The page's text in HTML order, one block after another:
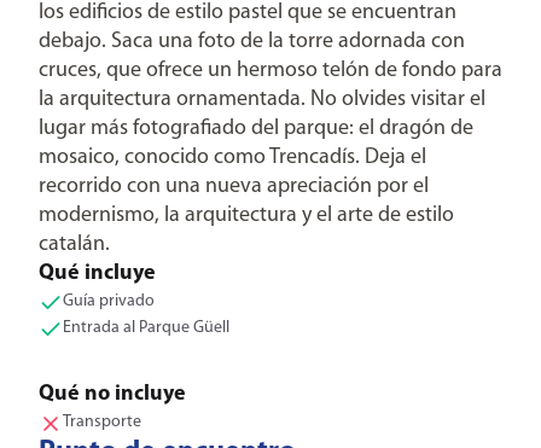
los edificios de estilo pastel que se encuentran
debajo. Saca una foto de la torre adornada con
cruces, que ofrece un hermoso telón de fondo para
la arquitectura ornamentada. No olvides visitar el
lugar más fotografiado del parque: el dragón de
mosaico, conocido como Trencadís. Deja el
recorrido con una nueva apreciación por el
modernismo, la arquitectura y el arte de estilo
catalán.
Qué incluye
Guía privado
Entrada al Parque Güell
Qué no incluye
Transporte